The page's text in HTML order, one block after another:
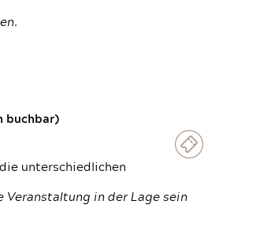
buchbar)
unterschiedlichen
Veranstaltung in der Lage sein